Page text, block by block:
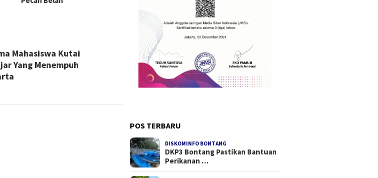
Mahasiswa Kutai
Yang Menempuh
POS TERBARU
DISKOMINFO BONTANG
DKP3 Bontang Pastikan Bantuan
Perikanan …